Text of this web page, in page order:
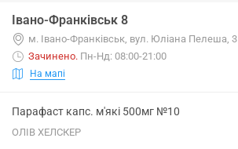
Івано-Франківськ 8
м. Івано-Франківськ, вул. Юліана Пелеша, 3
Зачинено. Пн-Нд: 08:00-21:00
На мапі
Парафаст капс. м'які 500мг №10
ОЛІВ ХЕЛСКЕР